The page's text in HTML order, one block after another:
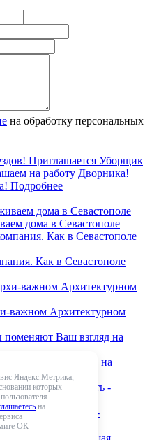
на обработку персональных
Приглашается Уборщик
Подробнее
дома в Севастополе
Как в Севастополе
важном Архитектурном
Ваш взгляд на
Что делать -
Яндекс.Метрика,
которых
на
ОК